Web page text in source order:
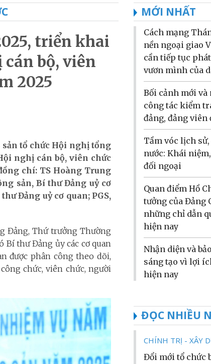
triển khai
bộ, viên
2025
sản tổ chức Hội nghị tổng
nghị cán bộ, viên chức
chí: TS Hoàng Trung
sản, Bí thư Đảng uỷ cơ
Đảng uỷ cơ quan; PGS,
Đảng, Thứ trưởng Thường
Bí thư Đảng ủy các cơ quan
được phân công theo dõi,
chức, viên chức, người
MỚI NHẤT
Cách mạng
nền ngoại giao
cần tiếp tục
vươn mình của
Bối cảnh mới và
công tác kiểm
đảng, đảng viên
Tầm vóc lịch
nước: Khái
đối ngoại
Quan điểm Hồ
tưởng của Đảng
những chỉ dẫn
hiện nay
Nhận diện và
sáng tạo vì lợi
hiện nay
ĐỌC NHIỀU
CHÍNH TRỊ - XÂY
Đổi mới tổ chức